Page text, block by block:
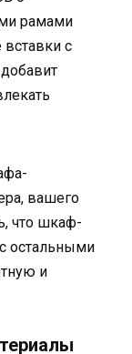
рамами
с
вашего
что шкаф-
остальными
и